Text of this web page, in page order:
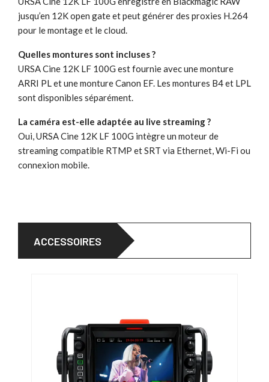
jusqu’en 12K open gate et peut générer des proxies H.264
pour le montage et le cloud.
Quelles montures sont incluses ?
URSA Cine 12K LF 100G est fournie avec une monture
ARRI PL et une monture Canon EF. Les montures B4 et LPL
sont disponibles séparément.
La caméra est-elle adaptée au live streaming ?
Oui, URSA Cine 12K LF 100G intègre un moteur de
streaming compatible RTMP et SRT via Ethernet, Wi-Fi ou
connexion mobile.
ACCESSOIRES